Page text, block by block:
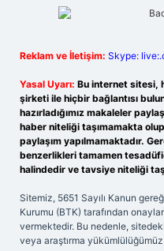
Reklam ve İletişim: Skype:
Yasal Uyarı: Bu internet sitesi,
şirketi ile hiçbir bağlantısı
hazırladığımız makaleler
haber niteliği taşımamakta
paylaşım yapılmamaktadır.
benzerlikleri tamamen
halindedir ve tavsiye niteliği
Sitemiz, 5651 Sayılı Kanun
Kurumu (BTK) tarafından
vermektedir. Bu nedenle,
veya araştırma